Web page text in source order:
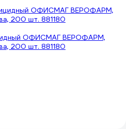
ОФИСМАГ ВЕРОФАРМ,
200 шт. 881180